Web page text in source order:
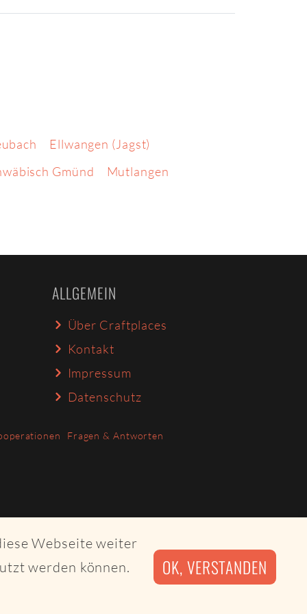
Webseite weiter
werden können.
OK, VERSTANDEN
Ellwangen (Jagst)
Gmünd
Mutlangen
ALLGEMEIN
Über Craftplaces
Kontakt
Impressum
Datenschutz
Fragen & Antworten